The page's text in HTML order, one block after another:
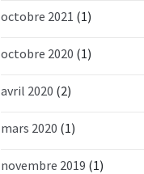
octobre 2021 (1)
octobre 2020 (1)
avril 2020 (2)
mars 2020 (1)
novembre 2019 (1)